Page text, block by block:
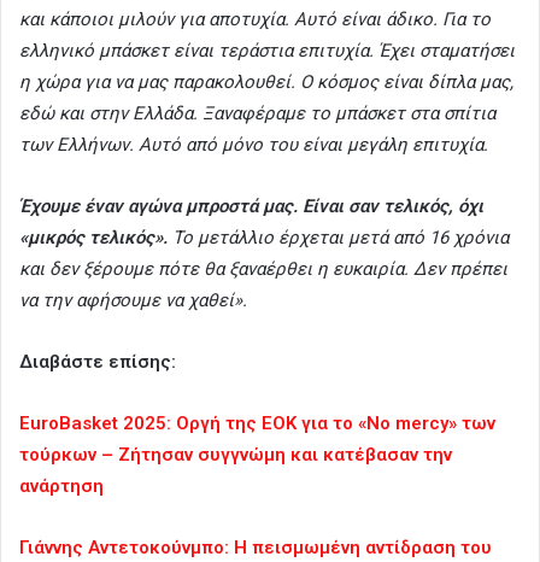
και κάποιοι μιλούν για αποτυχία. Αυτό είναι άδικο. Για το
ελληνικό μπάσκετ είναι τεράστια επιτυχία. Έχει σταματήσει
η χώρα για να μας παρακολουθεί. Ο κόσμος είναι δίπλα μας,
εδώ και στην Ελλάδα. Ξαναφέραμε το μπάσκετ στα σπίτια
των Ελλήνων. Αυτό από μόνο του είναι μεγάλη επιτυχία.
Έχουμε έναν αγώνα μπροστά μας. Είναι σαν τελικός, όχι
«μικρός τελικός». Το μετάλλιο έρχεται μετά από 16 χρόνια
και δεν ξέρουμε πότε θα ξαναέρθει η ευκαιρία. Δεν πρέπει
να την αφήσουμε να χαθεί».
Διαβάστε επίσης:
EuroBasket 2025: Οργή της ΕΟΚ για το «No mercy» των
τούρκων – Ζήτησαν συγγνώμη και κατέβασαν την
ανάρτηση
Γιάννης Αντετοκούνμπο: Η πεισμωμένη αντίδραση του